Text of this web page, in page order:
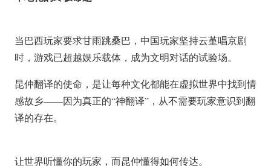
当巴西玩家要求甘雨跳桑巴，中国玩家坚持云堇唱京剧
时，游戏已超越娱乐载体，成为文明对话的试验场。
昆仲翻译的使命，是让每种文化都能在虚拟世界中找到情
感故乡——因为真正的“神翻译”，从不需要玩家意识到翻
译的存在。
让世界听懂你的玩家，而昆仲懂得如何传达。